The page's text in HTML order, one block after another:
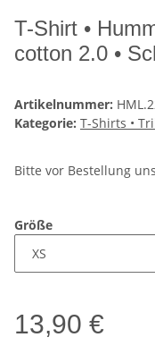
T-Shirt •
cotton 2.0 •
Artikelnummer:
Kategorie: T-Shirts •
Bitte vor Bestellung
Größe
13,90 €